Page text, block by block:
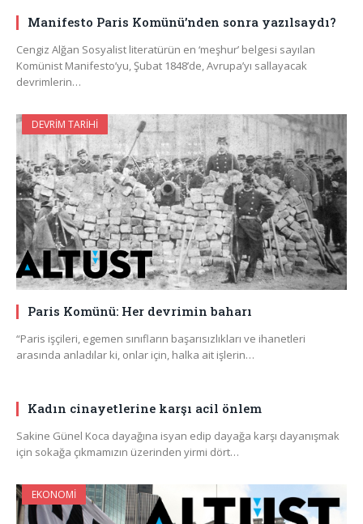
Manifesto Paris Komünü’nden sonra yazılsaydı?
Cengiz Alğan Sosyalist literatürün en ‘meşhur’ belgesi sayılan
Komünist Manifesto’yu, Şubat 1848’de, Avrupa’yı sallayacak
devrimlerin…
DEVRIM TARIHI
Paris Komünü: Her devrimin baharı
“Paris işçileri, egemen sınıfların başarısızlıkları ve ihanetleri
arasında anladılar ki, onlar için, halka ait işlerin…
Kadın cinayetlerine karşı acil önlem
Sakine Günel Koca dayağına isyan edip dayağa karşı dayanışmak
için sokağa çıkmamızın üzerinden yirmi dört…
EKONOMI